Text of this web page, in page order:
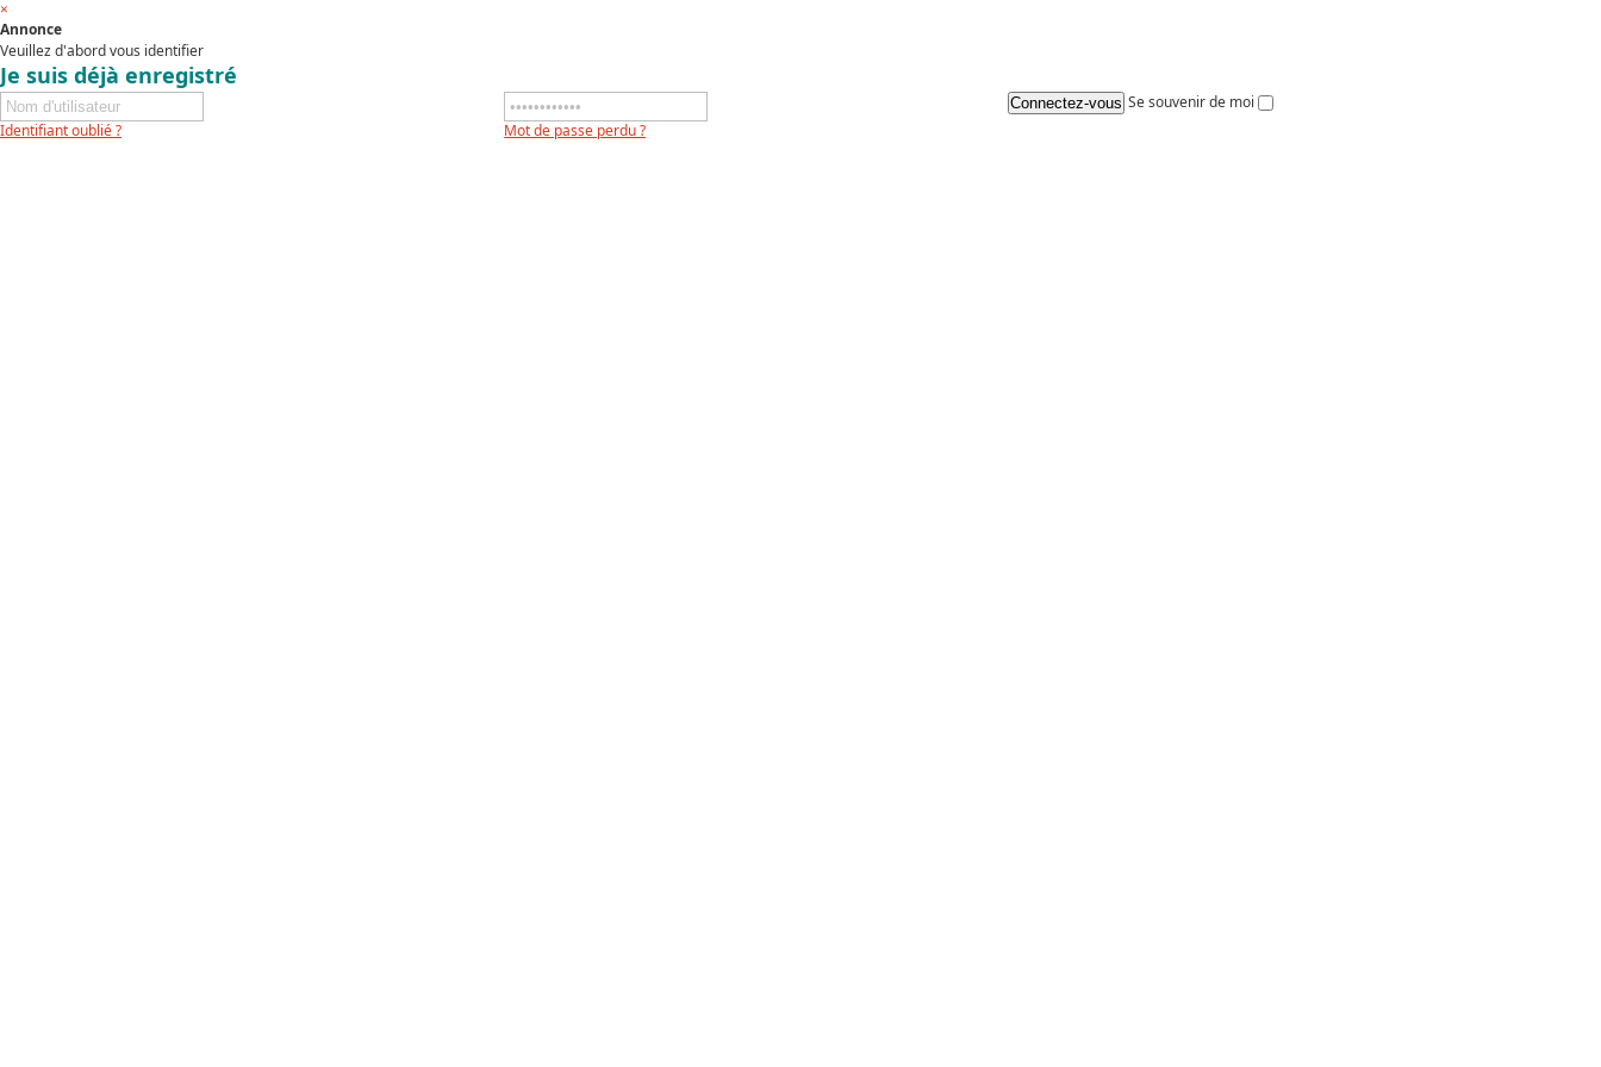
×
Annonce
Veuillez d'abord vous identifier
Je suis déjà enregistré
Se souvenir de moi
Identifiant oublié ?
Mot de passe perdu ?